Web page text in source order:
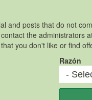
and posts that do not
the administrators
you don't like or find
Razón